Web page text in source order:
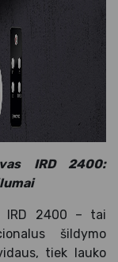
IRD 2400:
IRD 2400 – tai
šildymo
tiek lauko